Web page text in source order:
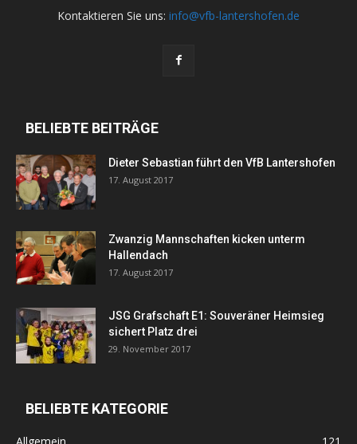
Kontaktieren Sie uns: info@vfb-lantershofen.de
BELIEBTE BEITRÄGE
Dieter Sebastian führt den VfB Lantershofen
17. August 2017
Zwanzig Mannschaften kicken unterm
Hallendach
17. August 2017
JSG Grafschaft E1: Souveräner Heimsieg
sichert Platz drei
29. November 2017
BELIEBTE KATEGORIE